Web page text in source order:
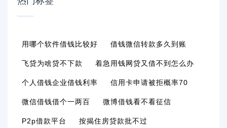
用哪个软件借钱比较好 借钱微信转款多久到账
飞贷为啥贷不下款 着急用钱网贷又借不到怎么办
个人借钱企业借钱利率 信用卡申请被拒概率70
微信借钱借个一两百 微博借钱看不看征信
P2p借款平台 按揭住房贷款批不过